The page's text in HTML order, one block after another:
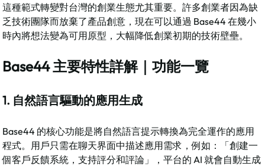
這種範式轉變對台灣的創業生態尤其重要。許多創業者因為缺
乏技術團隊而放棄了產品創意，現在可以通過 Base44 在幾小
時內將想法變為可用原型，大幅降低創業初期的技術壁壘。​
Base44 主要特性詳解｜功能一覽
1. 自然語言驅動的應用生成
Base44 的核心功能是將自然語言提示轉換為完全運作的應用
程式。用戶只需在聊天界面中描述應用需求，例如：「創建一
個客戶反饋系統，支持評分和評論」，平台的 AI 就會自動生成